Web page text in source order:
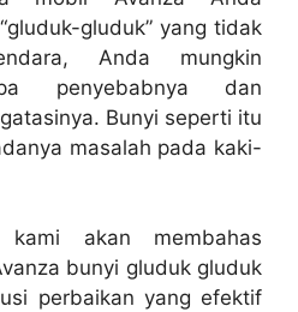
gluduk” yang tidak
Anda mungkin
penyebabnya dan
Bunyi seperti itu
masalah pada kaki-
akan membahas
bunyi gluduk gluduk
perbaikan yang efektif